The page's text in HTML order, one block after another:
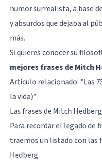
humor surrealista, a base
y absurdos que dejaba al
más.
Si quieres conocer su
mejores frases de Mitch
Artículo relacionado: "Las
la vida)"
Las frases de Mitch
Para recordar el legado de
traemos un listado con las
Hedberg.